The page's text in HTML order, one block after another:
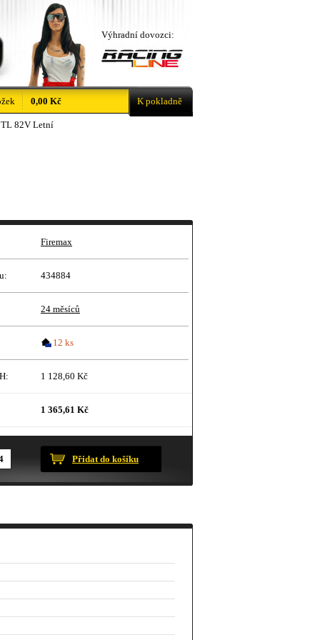
TL 82V Letní
Firemax
434884
24 měsíců
12 ks
1 128,60 Kč
1 365,61 Kč
Přidat do košíku
Výhradní dovozci:
0,00 Kč K pokladně